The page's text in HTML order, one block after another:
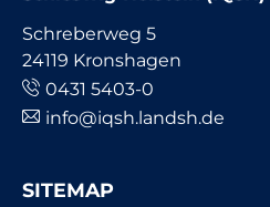
Schreberweg 5
24119 Kronshagen
0431 5403-0
info@iqsh.landsh.de
SITEMAP